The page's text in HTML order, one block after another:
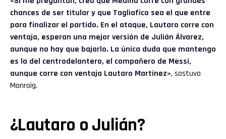
chances de ser titular y que Tagliafico sea el que entre
para finalizar el partido. En el ataque, Lautaro corre con
ventaja, esperan una mejor versión de Julián Álvarez,
aunque no hay que bajarlo. La única duda que mantengo
es la del centrodelantero, el compañero de Messi,
aunque corre con ventaja Lautaro Martínez», sostuvo
Monroig.
¿Lautaro o Julián?